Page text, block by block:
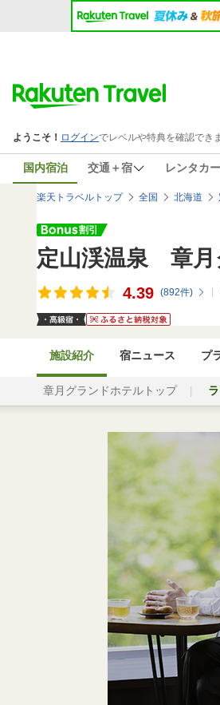
国内宿泊 交通＋宿 レンタカー
楽天トラベルトップ 全国 北海道
定山渓温泉 章月
4.39 (892件)
施設紹介 宿ニュース プ
章月グランドホテルトップ